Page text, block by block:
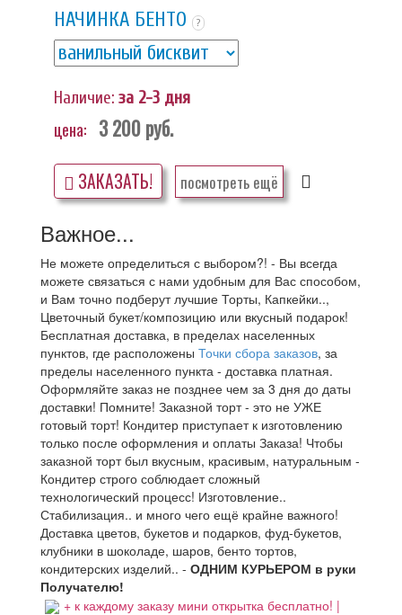
НАЧИНКА БЕНТО ?
Наличие: за 2-3 дня
цена: 3 200руб.
ЗАКАЗАТЬ! посмотреть ещё
Важное...
Не можете определиться с выбором?! - Вы всегда
можете связаться с нами удобным для Вас способом,
и Вам точно подберут лучшие Торты, Капкейки..,
Цветочный букет/композицию или вкусный подарок!
Бесплатная доставка, в пределах населенных
пунктов, где расположены Точки сбора заказов, за
пределы населенного пункта - доставка платная.
Оформляйте заказ не позднее чем за 3 дня до даты
доставки! Помните! Заказной торт - это не УЖЕ
готовый торт! Кондитер приступает к изготовлению
только после оформления и оплаты Заказа! Чтобы
заказной торт был вкусным, красивым, натуральным -
Кондитер строго соблюдает сложный
технологический процесс! Изготовление..
Стабилизация.. и много чего ещё крайне важного!
Доставка цветов, букетов и подарков, фуд-букетов,
клубники в шоколаде, шаров, бенто тортов,
кондитерских изделий.. - ОДНИМ КУРЬЕРОМ в руки
Получателю!
+ к каждому заказу мини открытка бесплатно! |